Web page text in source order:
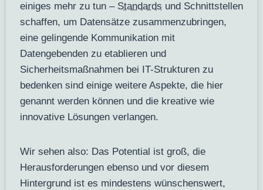
einiges mehr zu tun – Standards und Schnittstellen
schaffen, um Datensätze zusammenzubringen,
eine gelingende Kommunikation mit
Datengebenden zu etablieren und
Sicherheitsmaßnahmen bei IT-Strukturen zu
bedenken sind einige weitere Aspekte, die hier
genannt werden können und die kreative wie
innovative Lösungen verlangen.
Wir sehen also: Das Potential ist groß, die
Herausforderungen ebenso und vor diesem
Hintergrund ist es mindestens wünschenswert,